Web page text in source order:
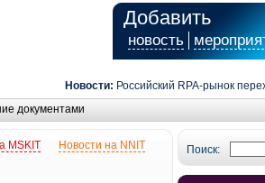
Добавить
новость
Новости: Российский RPA-рынок
документами
Поиск:
Новости на NNIT
MSKIT